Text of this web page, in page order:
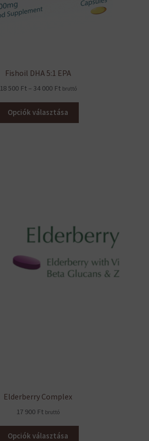
Fishoil DHA 5:1 EPA
18 500 Ft – 34 000 FtÁrtartomány:
500 Ft
–
bruttó
Opciók választása
Elderberry Complex
17 900 Ft bruttó
Opciók választása